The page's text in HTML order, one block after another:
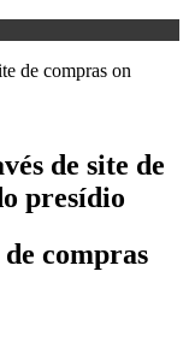
de site de
presídio
compras